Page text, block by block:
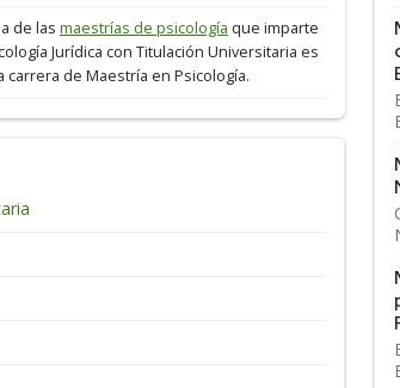
de las maestrías de psicología que imparte
Jurídica con Titulación Universitaria es
carrera de Maestría en Psicología.